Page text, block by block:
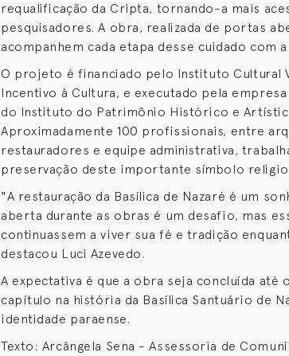
requalificação da Cripta, tornando-a mais
pesquisadores. A obra, realizada de portas
acompanhem cada etapa desse cuidado com
O projeto é financiado pelo Instituto Cultural
Incentivo à Cultura, e executado pela
do Instituto do Patrimônio Histórico e
Aproximadamente 100 profissionais, entre
restauradores e equipe administrativa,
preservação deste importante símbolo
"A restauração da Basílica de Nazaré é um
aberta durante as obras é um desafio, mas
continuassem a viver sua fé e tradição
destacou Luci Azevedo.
A expectativa é que a obra seja concluída até
capítulo na história da Basílica Santuário de
identidade paraense.
Texto: Arcângela Sena - Assessoria de